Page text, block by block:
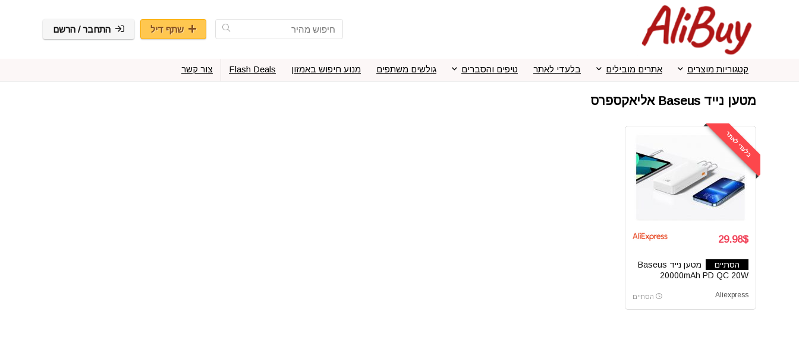
שתף דיל התחבר / הרשם
קטגוריות מוצרים אתרים מובילים בלעדי לאתר טיפים והסברים גולשים משתפים מנוע חיפוש באמזון Flash Deals צור קשר
מטען נייד Baseus אליאקספרס
בלעדי לאתר
29.98$
הסתיים
מטען נייד Baseus
20000mAh PD QC 20W
Aliexpress הסתיים